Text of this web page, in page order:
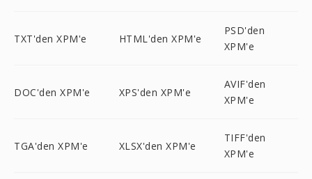
TXT'den XPM'e HTML'den XPM'e
PSD'den
XPM'e
DOC'den XPM'e XPS'den XPM'e
AVIF'den
XPM'e
TGA'den XPM'e XLSX'den XPM'e
TIFF'den
XPM'e